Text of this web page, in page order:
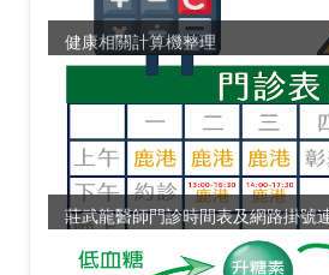
健康相關計算機整理
莊武龍醫師門診時間表及網路掛號